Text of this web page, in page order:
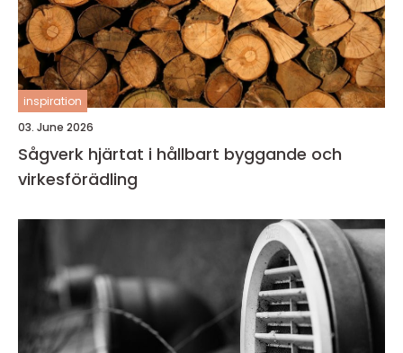
inspiration
03. June 2026
Sågverk hjärtat i hållbart byggande och
virkesförädling